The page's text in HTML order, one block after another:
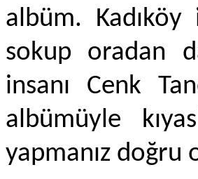
albüm. Kadıköy
sokup oradan
insanı Cenk
albümüyle
yapmanız doğru